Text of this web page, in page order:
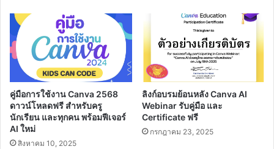
คู่มือการใช้งาน Canva 2568
ดาวน์โหลดฟรี สำหรับครู
นักเรียน และทุกคน พร้อมฟีเจอร์
AI ใหม่
สิงหาคม 10, 2025
ลิงก์อบรมย้อนหลัง Canva AI
Webinar รับคู่มือ และ
Certificate ฟรี
กรกฎาคม 23, 2025